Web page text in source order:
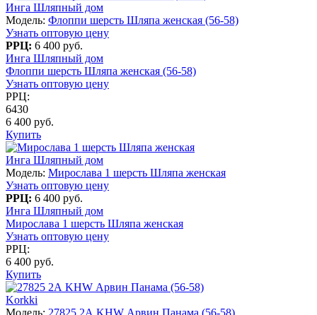
Инга Шляпный дом
Модель: Флоппи шерсть Шляпа женская (56-58)
Узнать оптовую цену
РРЦ: 6 400 руб.
Инга Шляпный дом
Флоппи шерсть Шляпа женская (56-58)
Узнать оптовую цену
РРЦ:
6430
6 400 руб.
Купить
Инга Шляпный дом
Модель: Мирослава 1 шерсть Шляпа женская
Узнать оптовую цену
РРЦ: 6 400 руб.
Инга Шляпный дом
Мирослава 1 шерсть Шляпа женская
Узнать оптовую цену
РРЦ:
6 400 руб.
Купить
Korkki
Модель: 27825 2А KHW Арвин Панама (56-58)